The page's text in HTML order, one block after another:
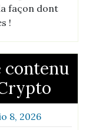
façon dont
!
contenu
8, 2026